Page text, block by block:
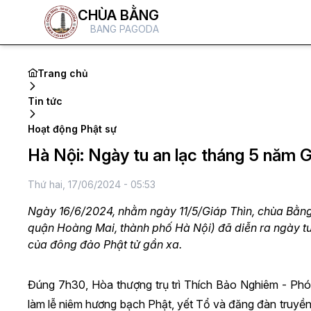
CHÙA BẰNG
BANG PAGODA
Trang chủ
Tin tức
Hoạt động Phật sự
Hà Nội: Ngày tu an lạc tháng 5 năm
Thứ hai, 17/06/2024 - 05:53
Ngày 16/6/2024, nhằm ngày 11/5/Giáp Thìn, chùa
quận Hoàng Mai, thành phố Hà Nội) đã diễn ra ngày
của đông đảo Phật tử gần xa.
Đúng 7h30, Hòa thượng trụ trì Thích Bảo Nghiêm -
làm lễ niêm hương bạch Phật, yết Tổ và đăng đàn